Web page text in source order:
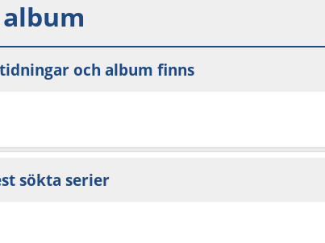
album
och album finns
sökta serier